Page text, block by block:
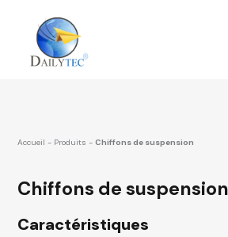
Accueil - Produits - Chiffons de suspension
Chiffons de suspension
Caractéristiques